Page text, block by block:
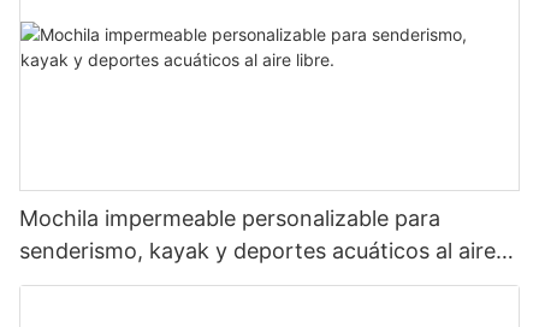
Mochila impermeable personalizable para
senderismo, kayak y deportes acuáticos al aire
libre.